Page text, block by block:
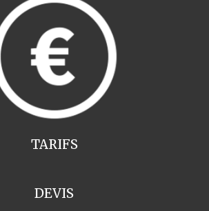
TARIFS
DEVIS